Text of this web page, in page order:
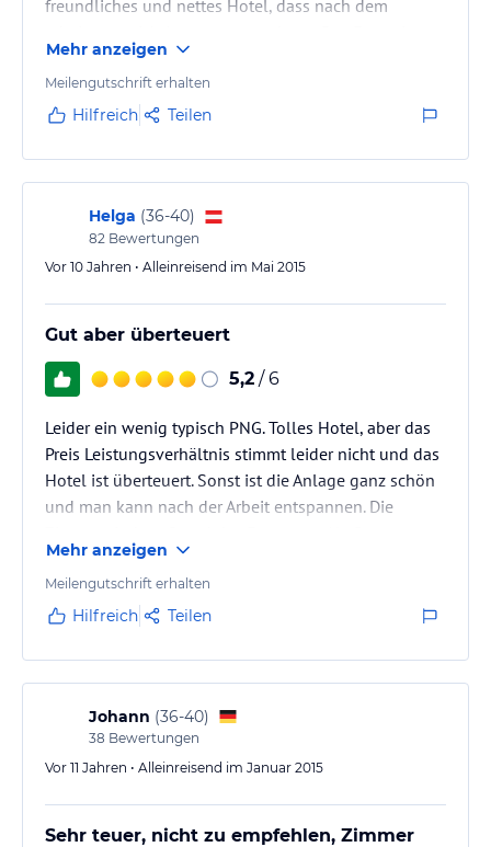
verbindlichen Angebotsdetailsdes jeweiligen Veranstalters.
freundliches und nettes Hotel, dass nach dem
ausgezeichnet Generell ist das Hotel als Stopover
oder Geschäftsreisenden Hotel auf Grund der Nähe
zum Flughafen sehr geeignet. Also Urlauberhotel
Mehr anzeigen
Meilengutschrift erhalten
Hilfreich Teilen
Helga (36-40)
82 Bewertungen
Vor 10 Jahren • Alleinreisend im Mai 2015
Gut aber überteuert
5,2 / 6
Leider ein wenig typisch PNG. Tolles Hotel, aber das
Preis Leistungsverhältnis stimmt leider nicht und das
Hotel ist überteuert. Sonst ist die Anlage ganz schön
und man kann nach der Arbeit entspannen. Die
Hotel ist es natürlich sehr gut geeignet, da es in der
Nähe vom Flughafen liegt. Für länger Touristische
Aufenthalte ist es leider weniger geeignet.
Mehr anzeigen
Meilengutschrift erhalten
Hilfreich Teilen
Johann (36-40)
38 Bewertungen
Vor 11 Jahren • Alleinreisend im Januar 2015
Sehr teuer, nicht zu empfehlen, Zimmer